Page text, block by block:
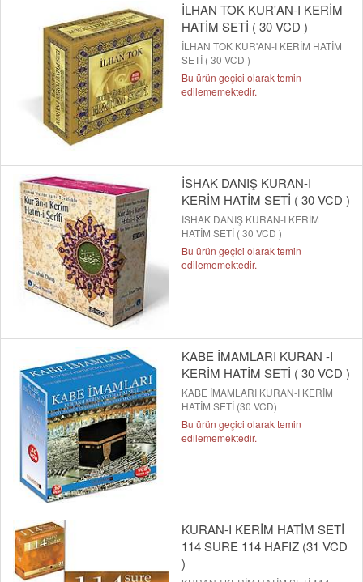
İLHAN TOK KUR'AN-I KERİM
HATİM SETİ ( 30 VCD )
İLHAN TOK KUR'AN-I KERİM HATİM
SETİ ( 30 VCD )
Bu ürün geçici olarak temin
edilememektedir.
İSHAK DANIŞ KURAN-I
KERİM HATİM SETİ ( 30 VCD )
İSHAK DANIŞ KURAN-I KERİM
HATİM SETİ ( 30 VCD )
Bu ürün geçici olarak temin
edilememektedir.
KABE İMAMLARI KURAN -I
KERİM HATİM SETİ ( 30 VCD )
KABE İMAMLARI KURAN-I KERİM
HATİM SETİ (30 VCD)
Bu ürün geçici olarak temin
edilememektedir.
KURAN-I KERİM HATİM SETİ
114 SURE 114 HAFIZ (31 VCD
)